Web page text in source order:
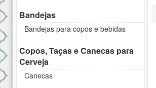
Bandejas
Bandejas para copos e bebidas
Copos, Taças e Canecas para
Cerveja
Canecas